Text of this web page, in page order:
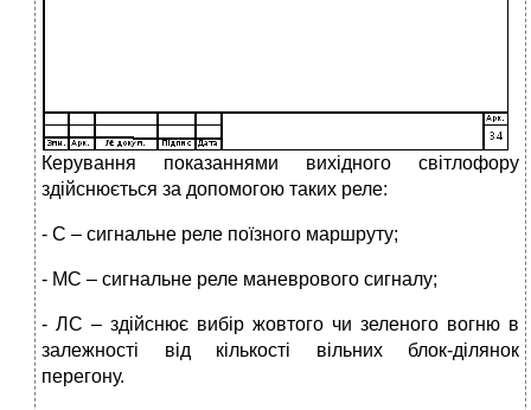
Керування показаннями вихідного світлофору
здійснюється за допомогою таких реле:
- С – сигнальне реле поїзного маршруту;
- МС – сигнальне реле маневрового сигналу;
- ЛС – здійснює вибір жовтого чи зеленого вогню в
залежності від кількості вільних блок-ділянок
перегону.